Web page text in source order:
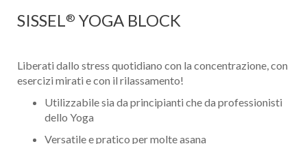
SISSEL ® YOGA BLOCK
Liberati dallo stress quotidiano con la concentrazione, con
esercizi mirati e con il rilassamento!
Utilizzabile sia da principianti che da professionisti
dello Yoga
Versatile e pratico per molte asana